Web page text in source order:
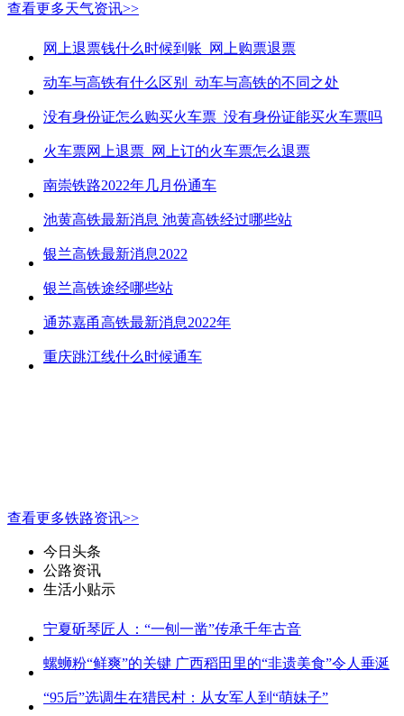
查看更多天气资讯>>
网上退票钱什么时候到账_网上购票退票
动车与高铁有什么区别_动车与高铁的不同之处
没有身份证怎么购买火车票_没有身份证能买火车票吗
火车票网上退票_网上订的火车票怎么退票
南崇铁路2022年几月份通车
池黄高铁最新消息 池黄高铁经过哪些站
银兰高铁最新消息2022
银兰高铁途经哪些站
通苏嘉甬高铁最新消息2022年
重庆跳江线什么时候通车
查看更多铁路资讯>>
今日头条
公路资讯
生活小贴示
宁夏斫琴匠人：“一刨一凿”传承千年古音
螺蛳粉“鲜爽”的关键 广西稻田里的“非遗美食”令人垂涎
“95后”选调生在猎民村：从女军人到“萌妹子”